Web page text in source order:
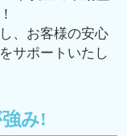
、お客様の安心
サポートいたし
み!